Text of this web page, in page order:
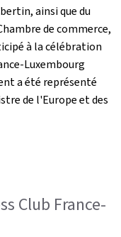
ainsi que du
de commerce,
à la célébration
Luxembourg
a été représenté
de l'Europe et des
Club France-